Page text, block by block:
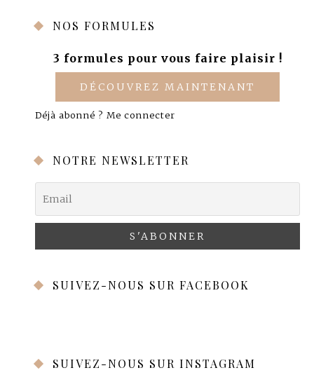
NOS FORMULES
3 formules pour vous faire plaisir !
DÉCOUVREZ MAINTENANT
Déjà abonné ? Me connecter
NOTRE NEWSLETTER
SUIVEZ-NOUS SUR FACEBOOK
SUIVEZ-NOUS SUR INSTAGRAM